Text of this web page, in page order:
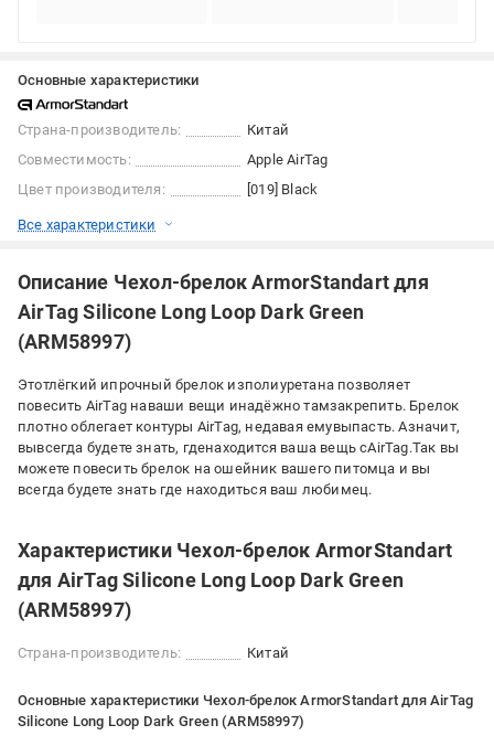
Основные характеристики
Страна-производитель:
Китай
Совместимость:
Apple AirTag
Цвет производителя:
[019] Black
Все характеристики
Описание Чехол-брелок ArmorStandart для
AirTag Silicone Long Loop Dark Green
(ARM58997)
Этотлёгкий ипрочный брелок изполиуретана позволяет
повесить AirTag наваши вещи инадёжно тамзакрепить. Брелок
плотно облегает контуры AirTag, недавая емувыпасть. Азначит,
вывсегда будете знать, гденаходится ваша вещь сAirTag.Так вы
можете повесить брелок на ошейник вашего питомца и вы
всегда будете знать где находиться ваш любимец.
Характеристики Чехол-брелок ArmorStandart
для AirTag Silicone Long Loop Dark Green
(ARM58997)
Страна-производитель: Китай
Основные характеристики Чехол-брелок ArmorStandart для AirTag
Silicone Long Loop Dark Green (ARM58997)